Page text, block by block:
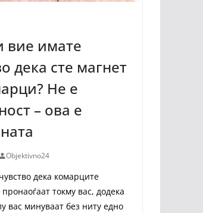
вие имате
дека сте магнет
Не е
– ова е
Objektivno24
дека комарците
токму вас, додека
вас минуваат без ниту едно